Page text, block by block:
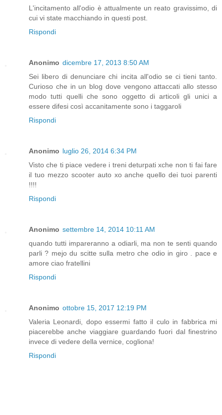
L'incitamento all'odio è attualmente un reato gravissimo, di
cui vi state macchiando in questi post.
Rispondi
Anonimo dicembre 17, 2013 8:50 AM
Sei libero di denunciare chi incita all'odio se ci tieni tanto.
Curioso che in un blog dove vengono attaccati allo stesso
modo tutti quelli che sono oggetto di articoli gli unici a
essere difesi così accanitamente sono i taggaroli
Rispondi
Anonimo luglio 26, 2014 6:34 PM
Visto che ti piace vedere i treni deturpati xche non ti fai fare
il tuo mezzo scooter auto xo anche quello dei tuoi parenti
!!!!
Rispondi
Anonimo settembre 14, 2014 10:11 AM
quando tutti impareranno a odiarli, ma non te senti quando
parli ? mejo du scitte sulla metro che odio in giro . pace e
amore ciao fratellini
Rispondi
Anonimo ottobre 15, 2017 12:19 PM
Valeria Leonardi, dopo essermi fatto il culo in fabbrica mi
piacerebbe anche viaggiare guardando fuori dal finestrino
invece di vedere della vernice, cogliona!
Rispondi